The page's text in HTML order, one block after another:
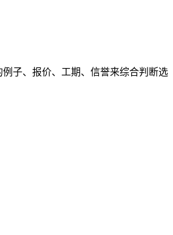
子、报价、工期、信誉来综合判断选